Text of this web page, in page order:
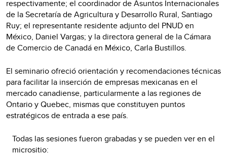
respectivamente; el coordinador de Asuntos Internacionales
de la Secretaría de Agricultura y Desarrollo Rural, Santiago
Ruy; el representante residente adjunto del PNUD en
México, Daniel Vargas; y la directora general de la Cámara
de Comercio de Canadá en México, Carla Bustillos.
El seminario ofreció orientación y recomendaciones técnicas
para facilitar la inserción de empresas mexicanas en el
mercado canadiense, particularmente a las regiones de
Ontario y Quebec, mismas que constituyen puntos
estratégicos de entrada a ese país.
Todas las sesiones fueron grabadas y se pueden ver en el
micrositio: